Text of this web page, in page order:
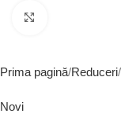
Prima pagină Reduceri
Novi